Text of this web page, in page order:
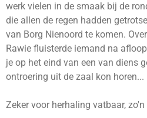
werk vielen in de smaak bij de
die allen de regen hadden
van Borg Nienoord te komen.
Rawie fluisterde iemand na
je op het eind van een van diens
ontroering uit de zaal kon horen...
Zeker voor herhaling vatbaar,